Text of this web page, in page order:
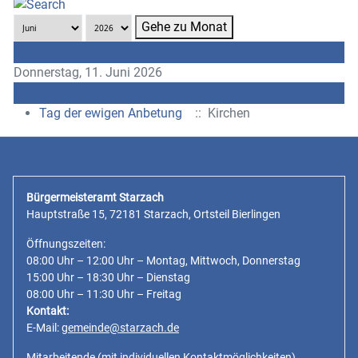
Gehe zu Monat
Donnerstag, 11. Juni 2026
Tag der ewigen Anbetung
:: Kirchen
Bürgermeisteramt Starzach
Hauptstraße 15, 72181 Starzach, Ortsteil Bierlingen
Öffnungszeiten:
08:00 Uhr – 12:00 Uhr – Montag, Mittwoch, Donnerstag
15:00 Uhr – 18:30 Uhr – Dienstag
08:00 Uhr – 11:30 Uhr – Freitag
Kontakt:
E-Mail:gemeinde@starzach.de